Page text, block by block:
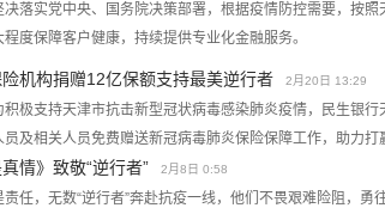
落实党中央、国务院决策部署，根据疫情防控需要，按
度保障客户健康，持续提供专业化金融服务。
机构捐赠12亿保额支持最美逆行者 2月20日 13:29
极支持天津市抗击新型冠状病毒感染肺炎疫情，民生银
及相关人员免费赠送新冠病毒肺炎保险保障工作，助力打
情》致敬“逆行者” 2月8日 0:58
任，无数“逆行者”奔赴抗疫一线，他们不畏艰难险阻，勇